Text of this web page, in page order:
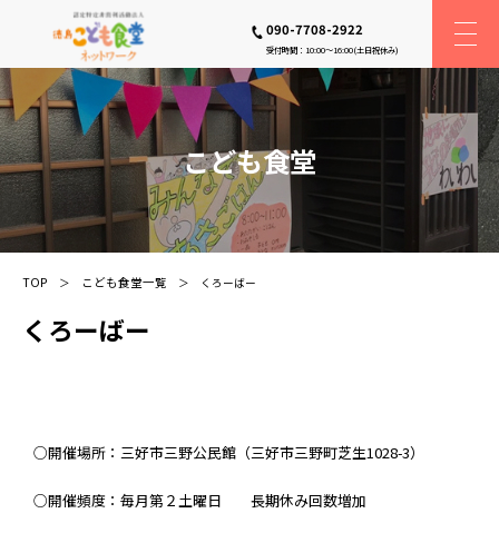
090-7708-2922
受付時間：10:00〜16:00(土日祝休み)
こども食堂
TOP こども食堂一覧 くろーばー
くろーばー
○開催場所：三好市三野公民館（三好市三野町芝生1028-3）
○開催頻度：毎月第２土曜日 長期休み回数増加